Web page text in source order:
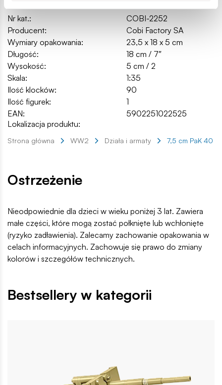
Nr kat.:
COBI-2252
Producent:
Cobi Factory SA
Wymiary opakowania:
23,5 x 18 x 5 cm
Długość:
18 cm / 7″
Wysokość:
5 cm / 2
Skala:
1:35
Ilość klocków:
90
Ilość figurek:
1
EAN:
5902251022525
Lokalizacja produktu:
Strona główna WW2 Działa i armaty 7,5 cm PaK 40
Ostrzeżenie
Nieodpowiednie dla dzieci w wieku poniżej 3 lat. Zawiera
małe części, które mogą zostać połknięte lub wchłonięte
(ryzyko zadławienia). Zalecamy zachowanie opakowania w
celach informacyjnych. Zachowuje się prawo do zmiany
kolorów i szczegółów technicznych.
Bestsellery w kategorii